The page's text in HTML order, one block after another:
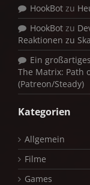
HookBot zu
HookBot zu
Reaktionen zu
Ein
The Matrix: Path
(Patreon/Steady)
Kategorien
Allgemein
Filme
Games